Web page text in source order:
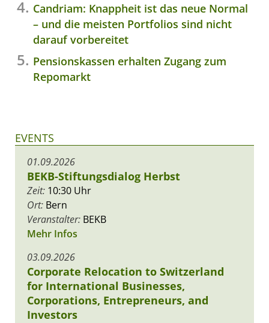
Candriam: Knappheit ist das neue Normal
– und die meisten Portfolios sind nicht
darauf vorbereitet
Pensionskassen erhalten Zugang zum
Repomarkt
EVENTS
01.09.2026
BEKB-Stiftungsdialog Herbst
Zeit: 10:30 Uhr
Ort: Bern
Veranstalter: BEKB
Mehr Infos
03.09.2026
Corporate Relocation to Switzerland
for International Businesses,
Corporations, Entrepreneurs, and
Investors